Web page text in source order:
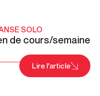
SOLO
de cours/semaine
Lire l'article